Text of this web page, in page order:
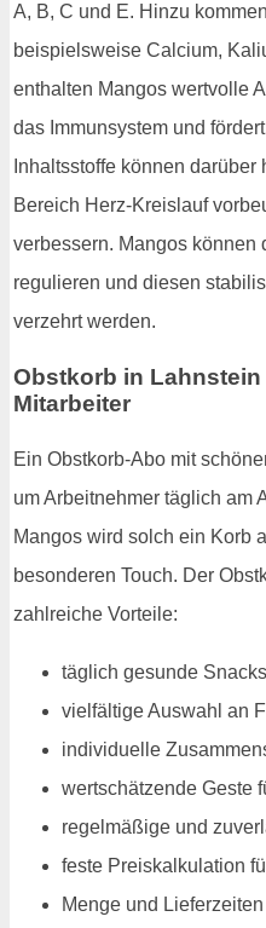
A, B, C und E. Hinzu
beispielsweise Calcium,
enthalten Mangos wertvolle
das Immunsystem und
Inhaltsstoffe können
Bereich Herz-Kreislauf
verbessern. Mangos können
regulieren und diesen
verzehrt werden.
Obstkorb in
Mitarbeiter
Ein Obstkorb-Abo mit
um Arbeitnehmer täglich am
Mangos wird solch ein Korb
besonderen Touch. Der
zahlreiche Vorteile:
täglich gesunde
vielfältige Auswahl an
individuelle
wertschätzende Geste
regelmäßige und
feste Preiskalkulation
Menge und